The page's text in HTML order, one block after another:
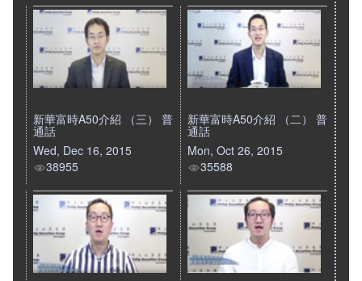
新華富時A50介紹 （三） 普
通話
Wed, Dec 16, 2015
38955
新華富時A50介紹 （二） 普
通話
Mon, Oct 26, 2015
35588